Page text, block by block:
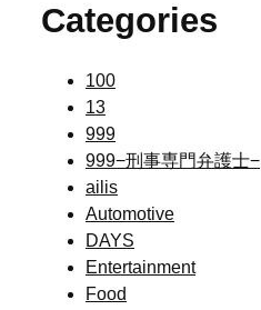
Categories
100
13
999
999−刑事専門弁護士−
ailis
Automotive
DAYS
Entertainment
Food